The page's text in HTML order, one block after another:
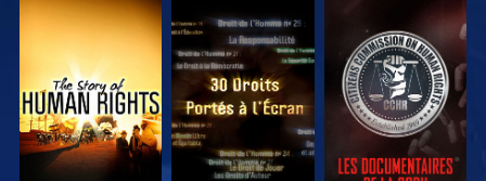
REGARDER REGARDER REGARDER